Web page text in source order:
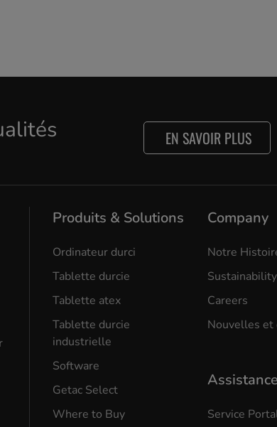
EN SAVOIR PLUS
Produits & Solutions
Ordinateur durci
Tablette durcie
Tablette atex
Tablette durcie
industrielle
Software
Getac Select
Where to Buy
Company
Notre
Sustainability
Careers
Nouvelles et
Assistance
Service